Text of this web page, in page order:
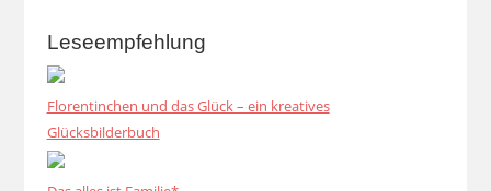
Leseempfehlung
Florentinchen und das Glück – ein kreatives
Glücksbilderbuch